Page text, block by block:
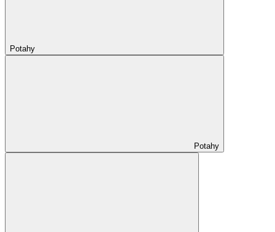
Potahy
Potahy